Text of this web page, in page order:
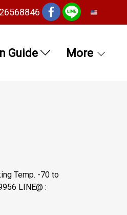
Guide More
Temp. -70 to
LINE@ :